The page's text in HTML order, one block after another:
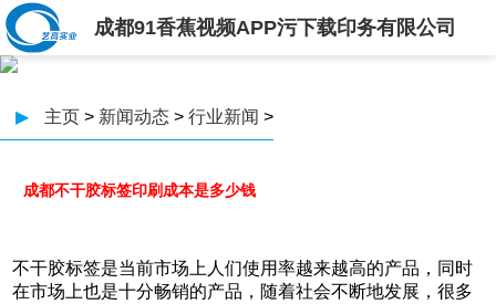
成都91香蕉视频APP污下载印务有限公司
▶ 主页 > 新闻动态 > 行业新闻 >
成都不干胶标签印刷成本是多少钱
不干胶标签是当前市场上人们使用率越来越高的产品，同时
在市场上也是十分畅销的产品，随着社会不断地发展，很多